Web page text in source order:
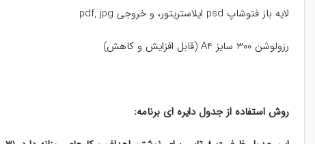
لایه باز فتوشاپ psd ایلاستریتور، و خروجی pdf, jpg
رزولوشن 300 سایز A4 (قابل افزایش و کاهش)
روش استفاده از جدول دایره ای برنامه: